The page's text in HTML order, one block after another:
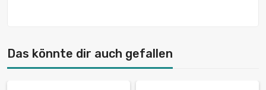
Das könnte dir auch gefallen